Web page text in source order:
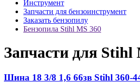
Инструмент
Запчасти для бензоинструмент
Заказать бензопилу
Бензопила Stihl MS 360
Запчасти для Stihl
Шина 18 3/8 1,6 66зв Stihl 360-